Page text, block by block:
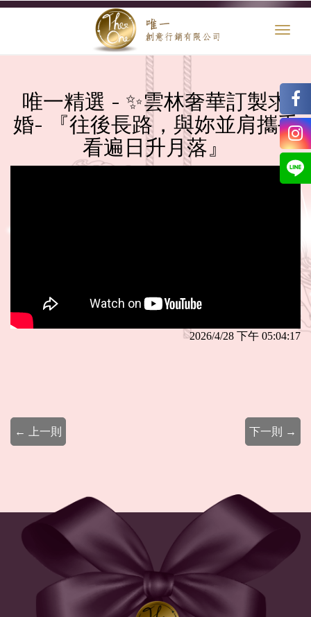
唯一精選 - ✨雲林奢華訂製求
婚- 『往後長路，與妳並肩攜手
看遍日升月落』
2026/4/28 下午 05:04:17
下一則 →
← 上一則